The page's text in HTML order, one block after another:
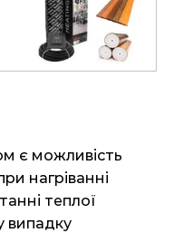
є можливість
нагріванні
теплої
випадку